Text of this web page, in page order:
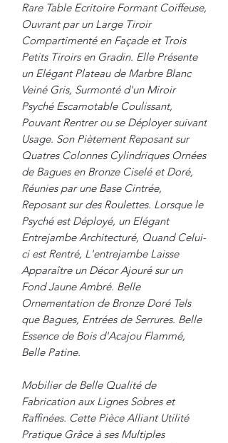
Rare Table Ecritoire Formant Coiffeuse,
Ouvrant par un Large Tiroir
Compartimenté en Façade et Trois
Petits Tiroirs en Gradin. Elle Présente
un Elégant Plateau de Marbre Blanc
Veiné Gris, Surmonté d'un Miroir
Psyché Escamotable Coulissant,
Pouvant Rentrer ou se Déployer suivant
Usage. Son Piètement Reposant sur
Quatres Colonnes Cylindriques Ornées
de Bagues en Bronze Ciselé et Doré,
Réunies par une Base Cintrée,
Reposant sur des Roulettes. Lorsque le
Psyché est Déployé, un Elégant
Entrejambe Architecturé, Quand Celui-
ci est Rentré, L'entrejambe Laisse
Apparaître un Décor Ajouré sur un
Fond Jaune Ambré. Belle
Ornementation de Bronze Doré Tels
que Bagues, Entrées de Serrures. Belle
Essence de Bois d'Acajou Flammé,
Belle Patine.
Mobilier de Belle Qualité de
Fabrication aux Lignes Sobres et
Raffinées. Cette Pièce Alliant Utilité
Pratique Grâce à ses Multiples